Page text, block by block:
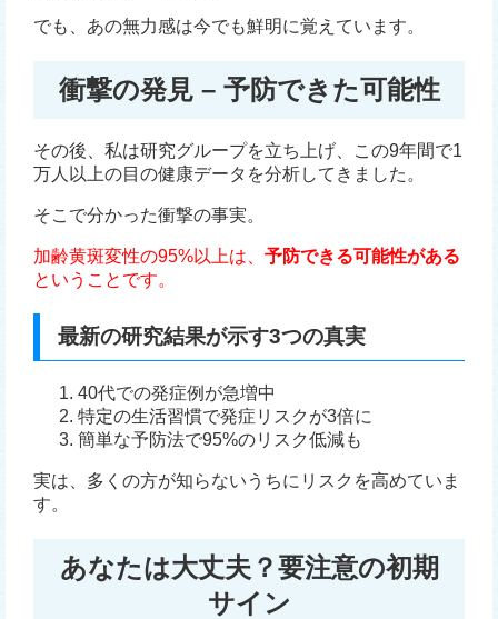
でも、あの無力感は今でも鮮明に覚えています。
衝撃の発見 – 予防できた可能性
その後、私は研究グループを立ち上げ、この9年間で1
万人以上の目の健康データを分析してきました。
そこで分かった衝撃の事実。
加齢黄斑変性の95%以上は、 予防できる可能性がある
ということです。
最新の研究結果が示す3つの真実
40代での発症例が急増中
特定の生活習慣で発症リスクが3倍に
簡単な予防法で95%のリスク低減も
実は、多くの方が知らないうちにリスクを高めていま
す。
あなたは大丈夫？要注意の初期
サイン